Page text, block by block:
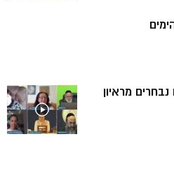
מראיון